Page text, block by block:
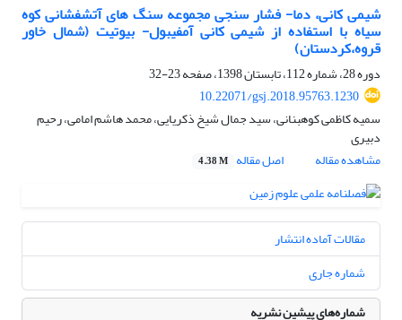
شیمی کانی، دما- فشار سنجی مجموعه سنگ های آتشفشانی کوه
سیاه با استفاده از شیمی کانی آمفیبول- بیوتیت (شمال خاور
قروه،کردستان)
دوره 28، شماره 112، تابستان 1398، صفحه
23-32
10.22071/gsj.2018.95763.1230
سمیه کاظمی کوهبنانی، سید جمال شیخ ذکریایی، محمد هاشم امامی، رحیم
دبیری
مشاهده مقاله
اصل مقاله 4.38 M
مقالات آماده انتشار
شماره جاری
شماره‌های پیشین نشریه